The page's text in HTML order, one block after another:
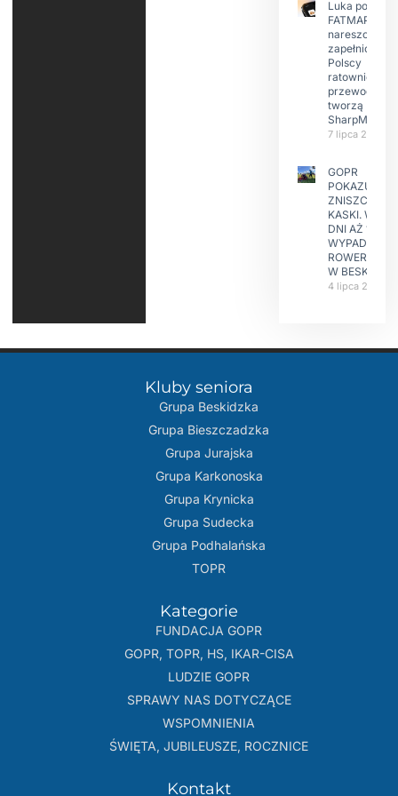
Luka po
FATMAP-ie
nareszcie
zapełniona?
Polscy
ratownicy i
przewodnicy
tworzą
SharpMap
7 lipca 2026
GOPR
POKAZUJE
ZNISZCZONE
KASKI. W
DNI AŻ 15
WYPADKÓW
W
4 lipca 2026
Kluby seniora
Grupa Beskidzka​
Grupa Bieszczadzka
Grupa Jurajska
Grupa Karkonoska
Grupa Krynicka
Grupa Sudecka
Grupa Podhalańska
TOPR
Kategorie
FUNDACJA GOPR
GOPR, TOPR, HS, IKAR-CISA
LUDZIE GOPR
SPRAWY NAS DOTYCZĄCE
WSPOMNIENIA
ŚWIĘTA, JUBILEUSZE, ROCZNICE
Kontakt